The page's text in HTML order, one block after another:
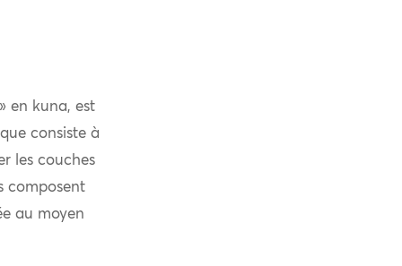
en kuna, est
consiste à
les couches
composent
au moyen